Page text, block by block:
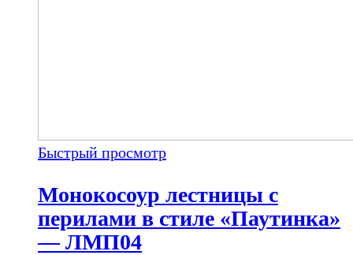
Быстрый просмотр
Монокосоур лестницы с
перилами в стиле «Паутинка»
— ЛМП04